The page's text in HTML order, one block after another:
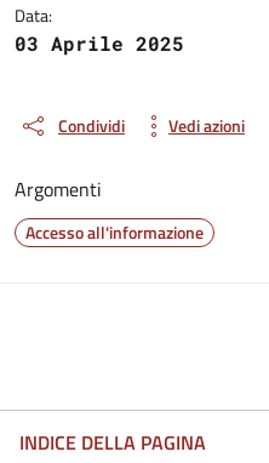
Data:
03 Aprile 2025
Condividi Vedi azioni
Argomenti
Accesso all'informazione
INDICE DELLA PAGINA